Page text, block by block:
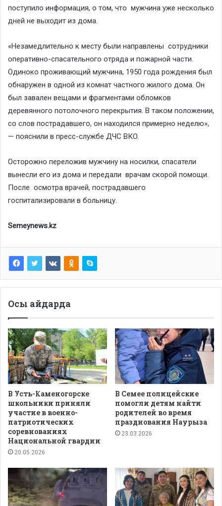
поступило информация, о том, что мужчина уже несколько
дней не выходит из дома.
«Незамедлительно к месту были направлены сотрудники
оперативно-спасательного отряда и пожарной части.
Одиноко проживающий мужчина, 1950 года рождения был
обнаружен в одной из комнат частного жилого дома. Он
был завален вещами и фрагментами обломков
деревянного потолочного перекрытия. В таком положении,
со слов пострадавшего, он находился примерно неделю»,
— пояснили в пресс-службе ДЧС ВКО.
Осторожно переложив мужчину на носилки, спасатели
вынесли его из дома и передали врачам скорой помощи.
После осмотра врачей, пострадавшего
госпитализировали в больницу.
Semeynews.kz
Осы айдарда
В Усть-Каменогорске
школьники приняли
участие в военно-
патриотических
соревнованиях
Национальной гвардии
20.05.2026
В Семее полицейские
помогли детям найти
родителей во время
празднования Наурыза
23.03.2026